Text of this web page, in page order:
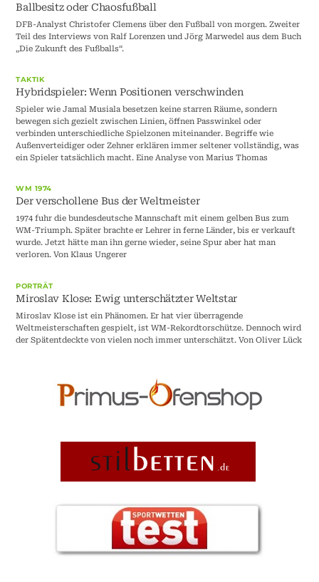
Ballbesitz oder Chaosfußball
DFB-Analyst Christofer Clemens über den Fußball von morgen. Zweiter
Teil des Interviews von Ralf Lorenzen und Jörg Marwedel aus dem Buch
„Die Zukunft des Fußballs“.
TAKTIK
Hybridspieler: Wenn Positionen verschwinden
Spieler wie Jamal Musiala besetzen keine starren Räume, sondern
bewegen sich gezielt zwischen Linien, öffnen Passwinkel oder
verbinden unterschiedliche Spielzonen miteinander. Begriffe wie
Außenverteidiger oder Zehner erklären immer seltener vollständig, was
ein Spieler tatsächlich macht. Eine Analyse von Marius Thomas
WM 1974
Der verschollene Bus der Weltmeister
1974 fuhr die bundesdeutsche Mannschaft mit einem gelben Bus zum
WM-Triumph. Später brachte er Lehrer in ferne Länder, bis er verkauft
wurde. Jetzt hätte man ihn gerne wieder, seine Spur aber hat man
verloren. Von Klaus Ungerer
PORTRÄT
Miroslav Klose: Ewig unterschätzter Weltstar
Miroslav Klose ist ein Phänomen. Er hat vier überragende
Weltmeisterschaften gespielt, ist WM-Rekordtorschütze. Dennoch wird
der Spätentdeckte von vielen noch immer unterschätzt. Von Oliver Lück